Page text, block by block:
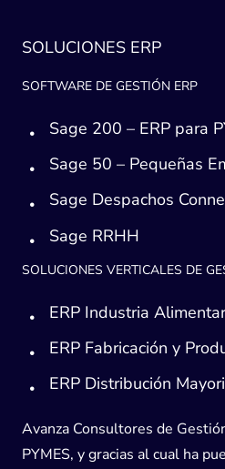
SOLUCIONES ERP
SOFTWARE DE GESTIÓN ERP
Sage 200 – ERP para
Sage 50 – Pequeñas
Sage Despachos
Sage RRHH
SOLUCIONES VERTICALES DE
ERP Industria
ERP Fabricación y
ERP Distribución
Avanza Consultores de
PYMES, y gracias al cual ha